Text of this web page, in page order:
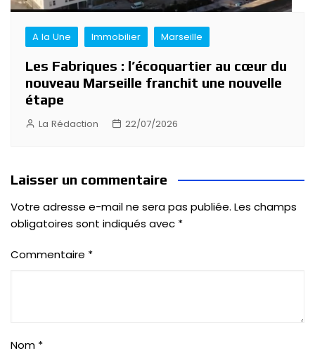
A la Une Immobilier Marseille
Les Fabriques : l’écoquartier au cœur du
nouveau Marseille franchit une nouvelle
étape
La Rédaction 22/07/2026
Laisser un commentaire
Votre adresse e-mail ne sera pas publiée. Les champs
obligatoires sont indiqués avec *
Commentaire *
Nom *